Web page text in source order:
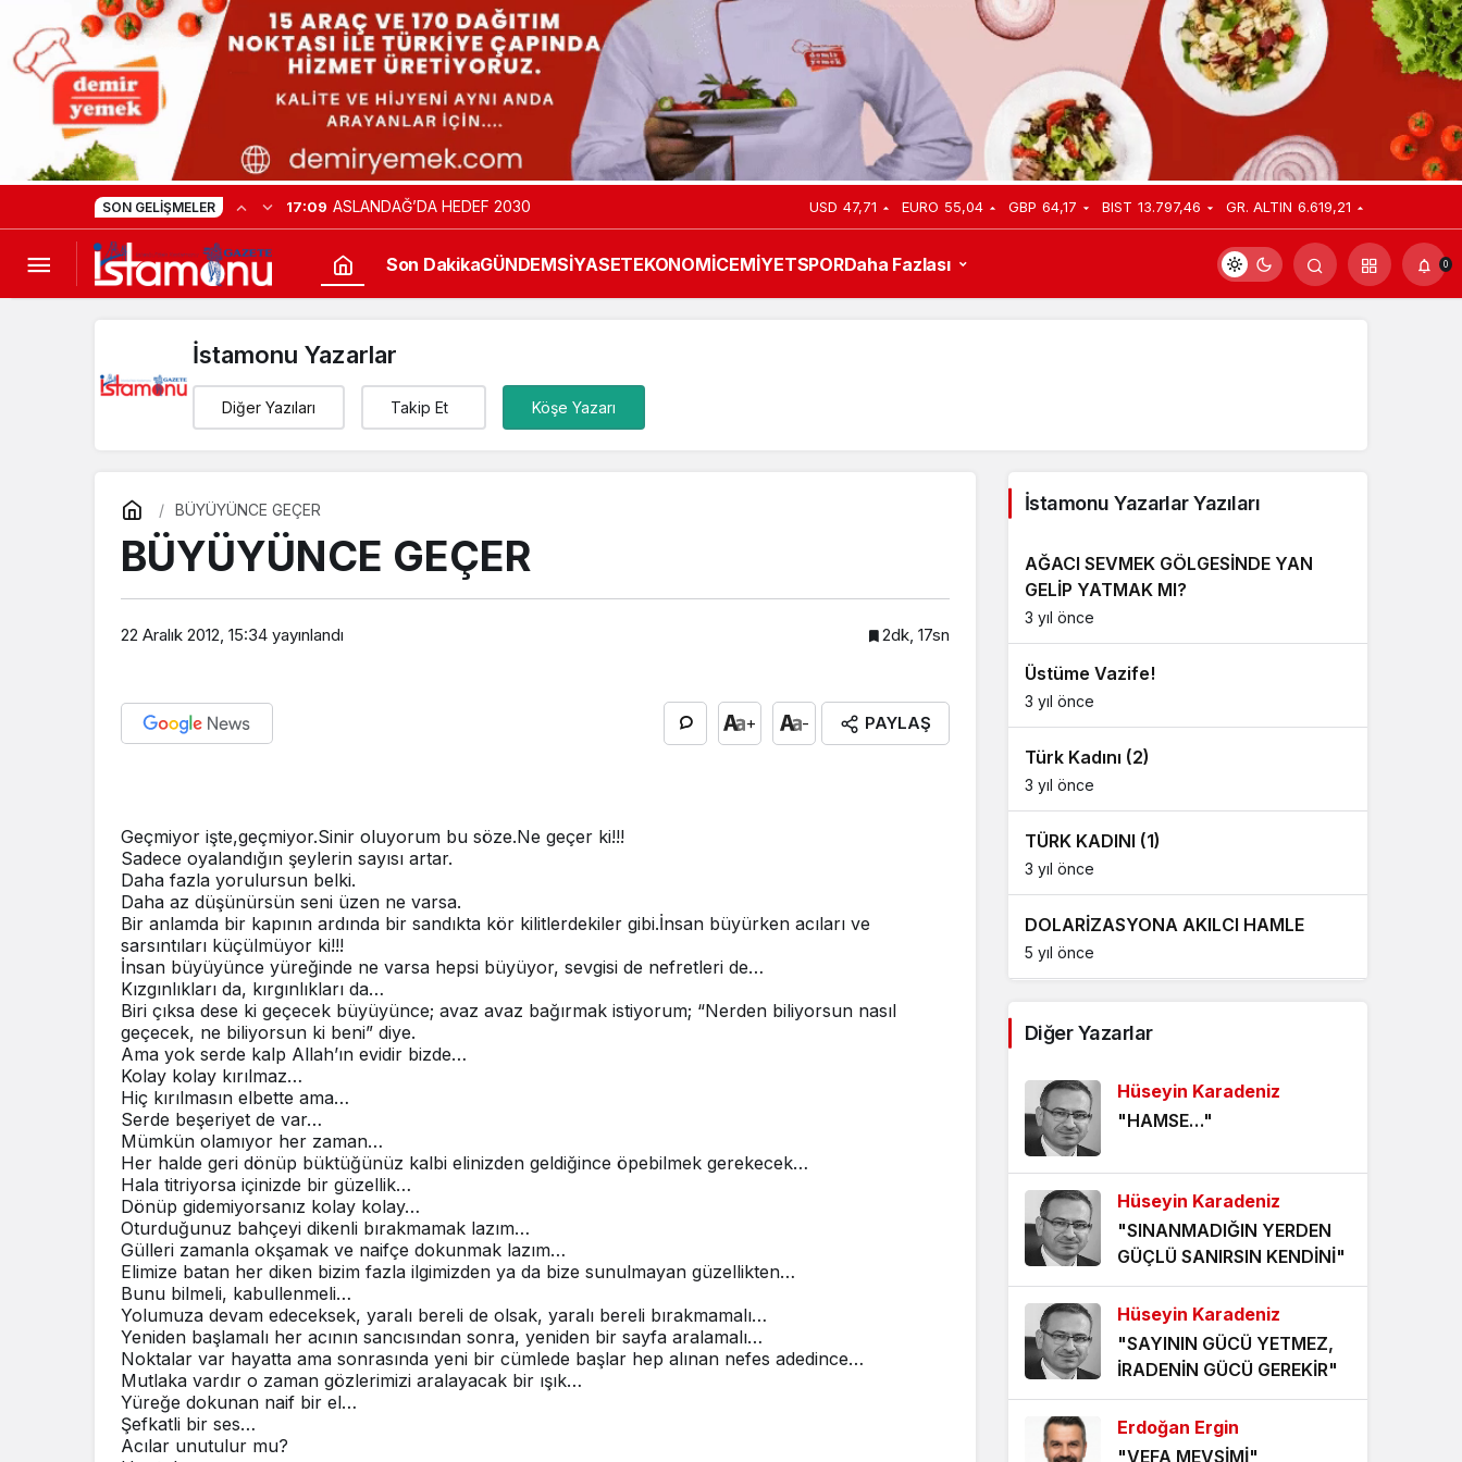
SON GELIŞMELER 17:09 ASLANDAĞ’DA HEDEF 2030 USD 47,71 EURO 55,04 GBP 64,17 BIST 13.797,46 GR. ALTIN 6.619,21
Son DakikaGÜNDEMSİYASETEKONOMİCEMİYETSPORDaha Fazlası 0
İstamonu Yazarlar
Diğer Yazıları Takip Et Köşe Yazarı
BÜYÜYÜNCE GEÇER
BÜYÜYÜNCE GEÇER
22 Aralık 2012, 15:34 yayınlandı 2dk, 17sn
+ - PAYLAŞ
Geçmiyor işte,geçmiyor.Sinir oluyorum bu söze.Ne geçer ki!!!
Sadece oyalandığın şeylerin sayısı artar.
Daha fazla yorulursun belki.
Daha az düşünürsün seni üzen ne varsa.
Bir anlamda bir kapının ardında bir sandıkta kör kilitlerdekiler gibi.İnsan büyürken acıları ve
sarsıntıları küçülmüyor ki!!!
İnsan büyüyünce yüreğinde ne varsa hepsi büyüyor, sevgisi de nefretleri de…
Kızgınlıkları da, kırgınlıkları da…
Biri çıksa dese ki geçecek büyüyünce; avaz avaz bağırmak istiyorum; “Nerden biliyorsun nasıl
geçecek, ne biliyorsun ki beni” diye.
Ama yok serde kalp Allah’ın evidir bizde…
Kolay kolay kırılmaz…
Hiç kırılmasın elbette ama…
Serde beşeriyet de var…
Mümkün olamıyor her zaman…
Her halde geri dönüp büktüğünüz kalbi elinizden geldiğince öpebilmek gerekecek…
Hala titriyorsa içinizde bir güzellik…
Dönüp gidemiyorsanız kolay kolay…
Oturduğunuz bahçeyi dikenli bırakmamak lazım…
Gülleri zamanla okşamak ve naifçe dokunmak lazım…
Elimize batan her diken bizim fazla ilgimizden ya da bize sunulmayan güzellikten…
Bunu bilmeli, kabullenmeli…
Yolumuza devam edeceksek, yaralı bereli de olsak, yaralı bereli bırakmamalı…
Yeniden başlamalı her acının sancısından sonra, yeniden bir sayfa aralamalı…
Noktalar var hayatta ama sonrasında yeni bir cümlede başlar hep alınan nefes adedince…
Mutlaka vardır o zaman gözlerimizi aralayacak bir ışık…
Yüreğe dokunan naif bir el…
Şefkatli bir ses…
Acılar unutulur mu?
İstamonu Yazarlar Yazıları
AĞACI SEVMEK GÖLGESİNDE YAN
GELİP YATMAK MI?
3 yıl önce
Üstüme Vazife!
3 yıl önce
Türk Kadını (2)
3 yıl önce
TÜRK KADINI (1)
3 yıl önce
DOLARİZASYONA AKILCI HAMLE
5 yıl önce
5 yıl önce
ÖLÜMÜ BEKLEMEK
5 yıl önce
HANGİ KAMERAYA BAKALIM?
5 yıl önce
VİZYONER KASTAMONULULAR
NEREDESİNİZ?
5 yıl önce
KHK MAĞDURLARI İÇİN IŞIK
GÖRÜNDÜ!
5 yıl önce
Diğer Yazarlar
Hüseyin Karadeniz
"HAMSE…"
Hüseyin Karadeniz
"SINANMADIĞIN YERDEN
GÜÇLÜ SANIRSIN KENDİNİ"
Hüseyin Karadeniz
"SAYININ GÜCÜ YETMEZ,
İRADENİN GÜCÜ GEREKİR"
Erdoğan Ergin
"VEFA MEVSİMİ"